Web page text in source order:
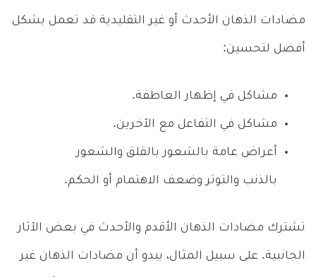
مضادات الذهان الأحدث أو غير التقليدية قد تعمل بشكل
أفضل لتحسين:
مشاكل في إظهار العاطفة.
مشاكل في التفاعل مع الآخرين.
أعراض عامة بالشعور بالقلق والشعور
بالذنب والتوتر وضعف الاهتمام أو الحكم.
تشترك مضادات الذهان الأقدم والأحدث في بعض الآثار
الجانبية. على سبيل المثال، يبدو أن مضادات الذهان غير